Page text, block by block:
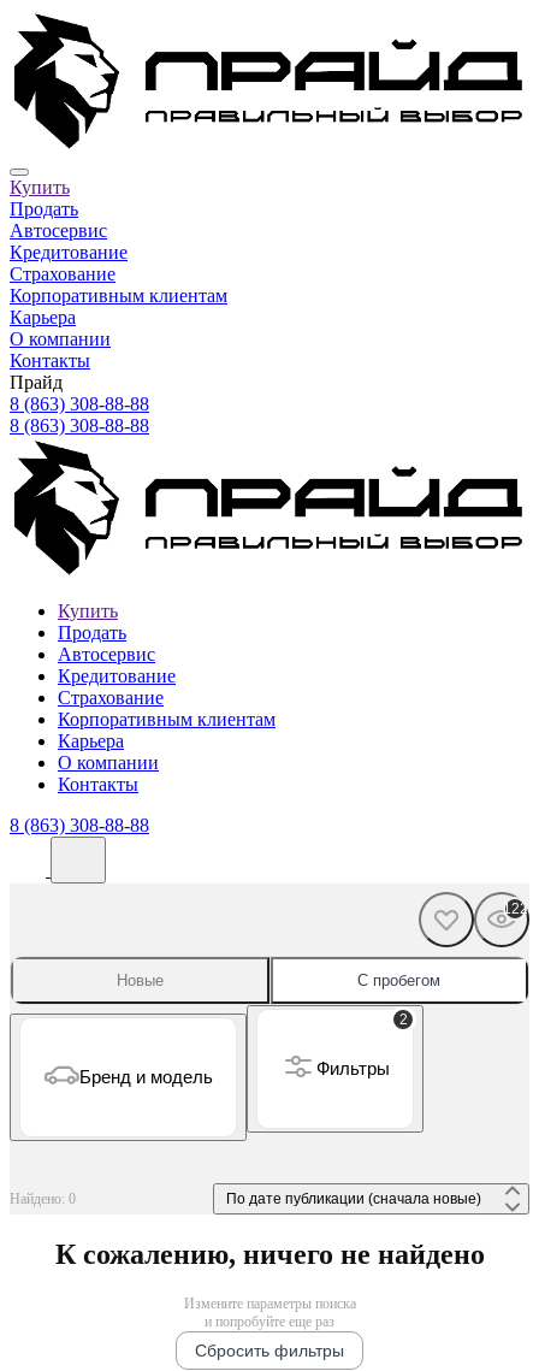
Купить
Продать
Автосервис
Кредитование
Страхование
Корпоративным клиентам
Карьера
О компании
Контакты
Прайд
8 (863) 308-88-88
8 (863) 308-88-88
Купить
Продать
Автосервис
Кредитование
Страхование
Корпоративным клиентам
Карьера
О компании
Контакты
8 (863) 308-88-88
122
Новые С пробегом
Бренд и модель
2
Фильтры
Найдено: 0
К сожалению, ничего не найдено
Измените параметры поиска
и попробуйте еще раз
Сбросить фильтры